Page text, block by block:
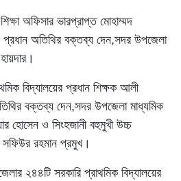
অফিসার ভারপ্রাপ্ত মোহাম্মদ
অতিথির বক্তব্য দেন,সদর উপজেলা
বিদ্যালয়ের প্রধান শিক্ষক আলী
বক্তব্য দেন,সদর উপজেলা মাধ্যমিক
হোসেন ও সিংহজানী বহুমুখী উচ্চ
সফিউর রহমান প্রমুখ।
২৪৪টি সরকারি প্রাথমিক বিদ্যালয়ের